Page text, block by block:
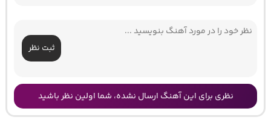
ثبت نظر
نظری برای این آهنگ ارسال نشده، شما اولین نظر باشید